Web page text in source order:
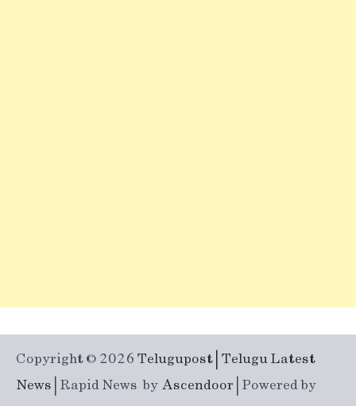
Copyright © 2026 Telugupost | Telugu Latest
News | Rapid News byAscendoor | Powered by